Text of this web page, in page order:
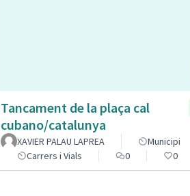
Tancament de la plaça cal
cubano/catalunya
XAVIER PALAU LAPREA
Municipi
Carrers i Vials
0 0